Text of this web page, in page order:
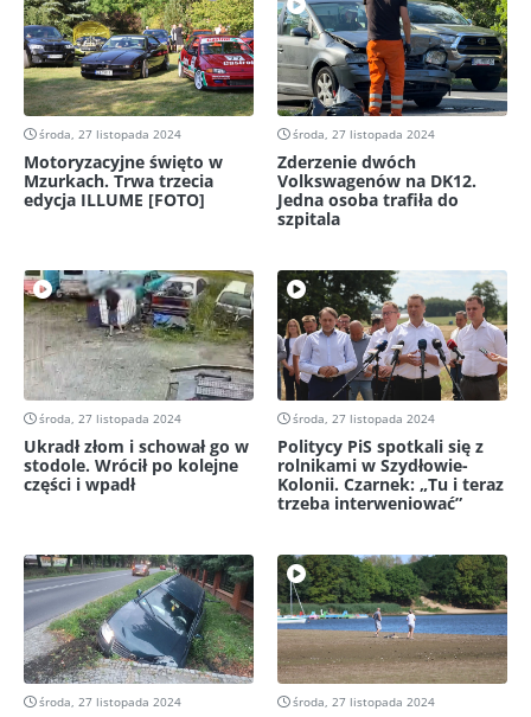
środa, 27 listopada 2024
Motoryzacyjne święto w
Mzurkach. Trwa trzecia
edycja ILLUME [FOTO]
środa, 27 listopada 2024
Zderzenie dwóch
Volkswagenów na DK12.
Jedna osoba trafiła do
szpitala
środa, 27 listopada 2024
Ukradł złom i schował go w
stodole. Wrócił po kolejne
części i wpadł
środa, 27 listopada 2024
Politycy PiS spotkali się z
rolnikami w Szydłowie-
Kolonii. Czarnek: „Tu i teraz
trzeba interweniować”
środa, 27 listopada 2024 środa, 27 listopada 2024